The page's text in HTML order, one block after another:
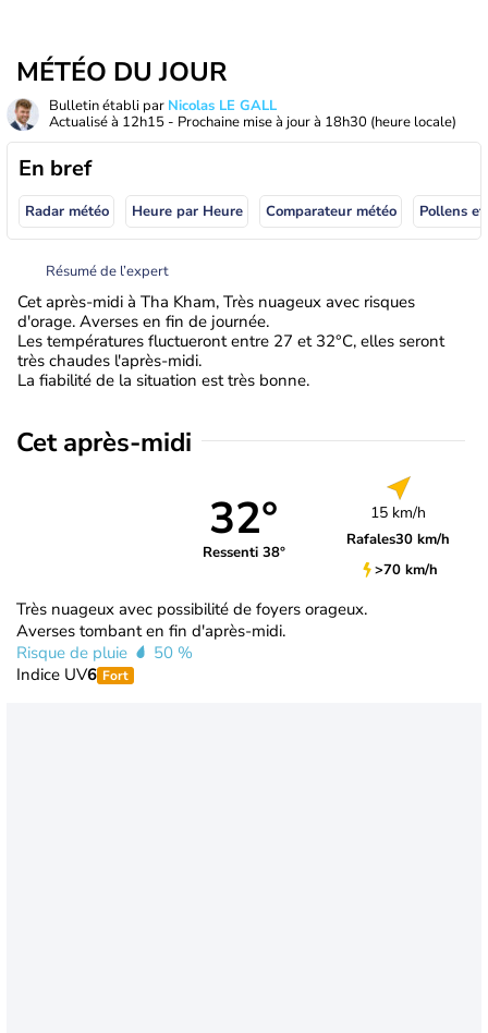
MÉTÉO DU JOUR
Bulletin établi par Nicolas LE GALL
Actualisé à 12h15 - Prochaine mise à jour à 18h30 (heure locale)
En bref
Radar météo Heure par Heure Comparateur météo Pollens
Résumé de l’expert
Cet après-midi à Tha Kham, Très nuageux avec risques
d'orage. Averses en fin de journée.
Les températures fluctueront entre 27 et 32°C, elles seront
très chaudes l'après-midi.
La fiabilité de la situation est très bonne.
Cet après-midi
32°
Ressenti 38°
15 km/h
Rafales30 km/h
>70 km/h
Très nuageux avec possibilité de foyers orageux.
Averses tombant en fin d'après-midi.
Risque de pluie
50 %
Indice UV6 Fort